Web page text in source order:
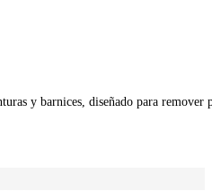
y barnices, diseñado para